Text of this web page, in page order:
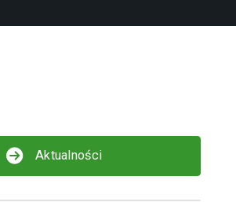
Aktualności